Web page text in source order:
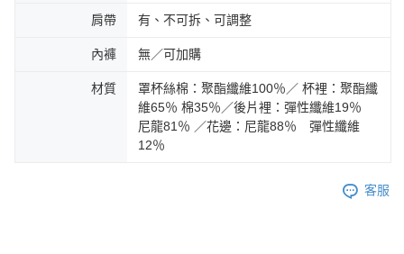
肩帶 有、不可拆、可調整
內褲 無／可加購
材質
罩杯絲棉：聚酯纖維100％／ 杯裡：聚酯纖
維65％ 棉35％／後片裡：彈性纖維19％
尼龍81％ ／花邊：尼龍88％ 彈性纖維
12％
客服